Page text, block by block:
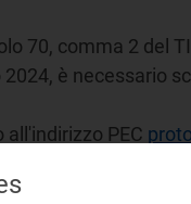
70, comma 2 del
è necessario
PEC